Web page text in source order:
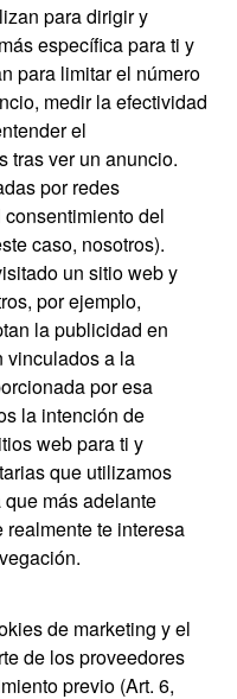
para dirigir y
específica para ti y
para limitar el número
medir la efectividad
el
tras ver un anuncio.
por redes
del
caso, nosotros).
un sitio web y
por ejemplo,
la publicidad en
vinculados a la
por esa
la intención de
web para ti y
que utilizamos
más adelante
te interesa
de marketing y el
de los proveedores
previo (Art. 6,